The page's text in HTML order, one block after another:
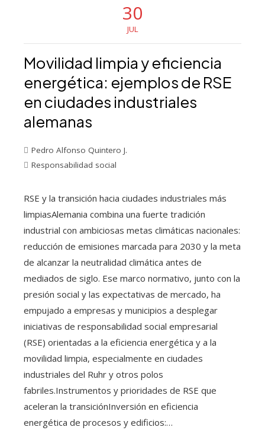
30
JUL
Movilidad limpia y eficiencia
energética: ejemplos de RSE
en ciudades industriales
alemanas
Pedro Alfonso Quintero J.
Responsabilidad social
RSE y la transición hacia ciudades industriales más
limpiasAlemania combina una fuerte tradición
industrial con ambiciosas metas climáticas nacionales:
reducción de emisiones marcada para 2030 y la meta
de alcanzar la neutralidad climática antes de
mediados de siglo. Ese marco normativo, junto con la
presión social y las expectativas de mercado, ha
empujado a empresas y municipios a desplegar
iniciativas de responsabilidad social empresarial
(RSE) orientadas a la eficiencia energética y a la
movilidad limpia, especialmente en ciudades
industriales del Ruhr y otros polos
fabriles.Instrumentos y prioridades de RSE que
aceleran la transiciónInversión en eficiencia
energética de procesos y edificios:…